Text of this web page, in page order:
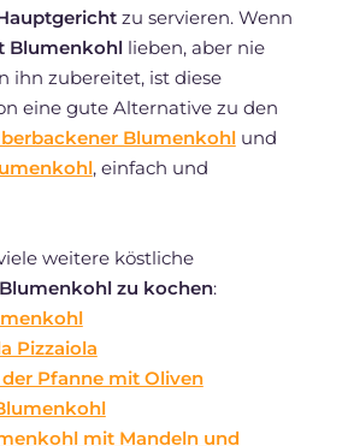
zu servieren. Wenn
Blumenkohllieben, aber nie
ihn zubereitet, ist diese
eine gute Alternative zu den
Blumenkohlund
, einfach und
weitere köstliche
Blumenkohl zu kochen:
Pizzaiola
Pfanne mit Oliven
mit Mandeln und